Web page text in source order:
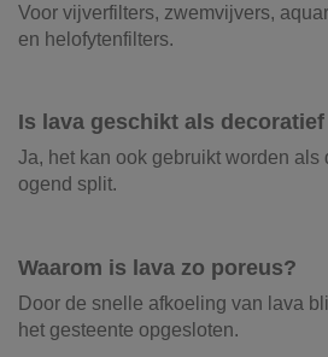
Voor vijverfilters, zwemvijvers,
en helofytenfilters.
Is lava geschikt als
Ja, het kan ook gebruikt worden als
ogend split.
Waarom is lava zo poreus?
Door de snelle afkoeling van lava
het gesteente opgesloten.